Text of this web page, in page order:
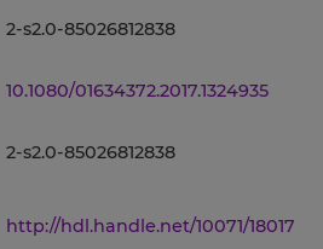
2-s2.0-85026812838
10.1080/01634372.2017.1324935
2-s2.0-85026812838
http://hdl.handle.net/10071/18017